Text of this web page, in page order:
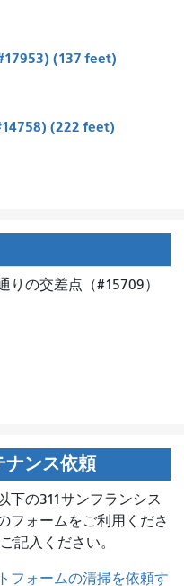
(137 feet)
(222 feet)
りの交差点（#15709）
ナンス依頼
下の311サンフランシス
フォームをご利用くださ
記入ください。
フォームの清掃を依頼す